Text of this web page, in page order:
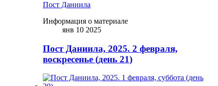
Пост Даниила
Информация о материале
янв 10 2025
Пост Даниила, 2025. 2 февраля,
воскресенье (день 21)